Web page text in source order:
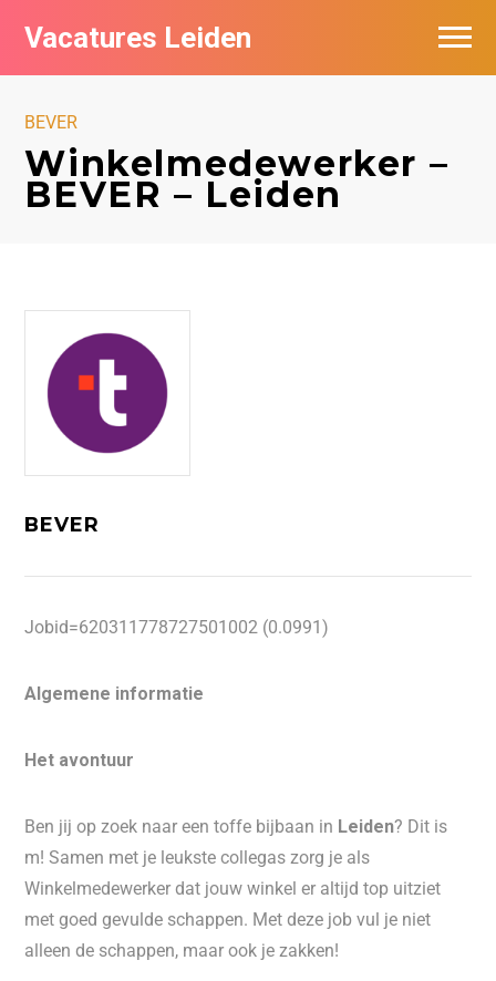
Vacatures Leiden
BEVER
Winkelmedewerker –
BEVER – Leiden
BEVER
Jobid=620311778727501002 (0.0991)
Algemene informatie
Het avontuur
Ben jij op zoek naar een toffe bijbaan in Leiden? Dit is
m! Samen met je leukste collegas zorg je als
Winkelmedewerker dat jouw winkel er altijd top uitziet
met goed gevulde schappen. Met deze job vul je niet
alleen de schappen, maar ook je zakken!
Vacatures per bedrijf
Nieuwsbrief feed